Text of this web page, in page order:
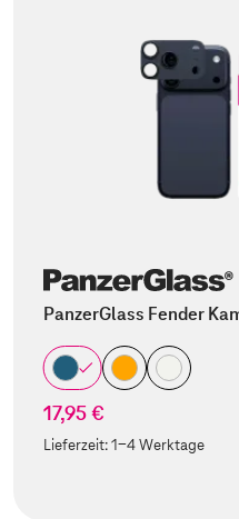
PanzerGlass Fender
17,95 €
Lieferzeit:1-4 Werktage